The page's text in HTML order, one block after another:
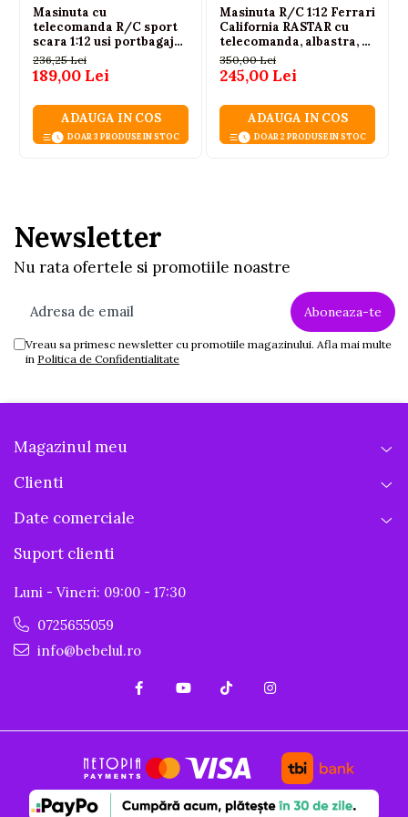
Masinuta cu
telecomanda R/C sport
scara 1:12 usi portbagaj
lumini sunete, albastru, 6
ani+
236,25 Lei
189,00 Lei
ADAUGA IN COS
DOAR 3 PRODUSE IN STOC
Masinuta R/C 1:12 Ferrari
California RASTAR cu
telecomanda, albastra, 6
ani+
350,00 Lei
245,00 Lei
ADAUGA IN COS
DOAR 2 PRODUSE IN STOC
Newsletter
Nu rata ofertele si promotiile noastre
Vreau sa primesc newsletter cu promotiile magazinului. Afla mai multe
in Politica de Confidentialitate
Magazinul meu
Clienti
Date comerciale
Suport clienti
Luni - Vineri: 09:00 - 17:30
0725655059
info@bebelul.ro